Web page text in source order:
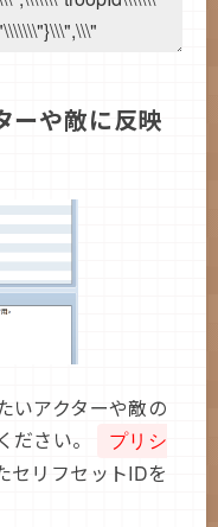
ーや敵に反映
いアクターや敵の
ださい。
プリシ
セリフセットIDを